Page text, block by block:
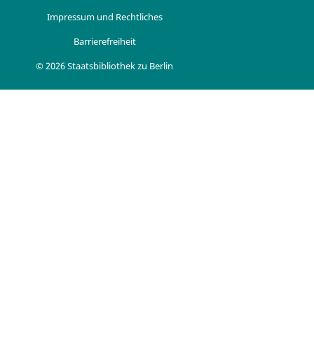
Impressum und Rechtliches
Barrierefreiheit
© 2026 Staatsbibliothek zu Berlin